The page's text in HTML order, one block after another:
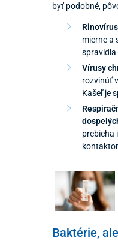
byť podobné,
mierne a
spravidla
Vírusy
rozvinúť
Kašeľ je
prebieha
Baktérie,